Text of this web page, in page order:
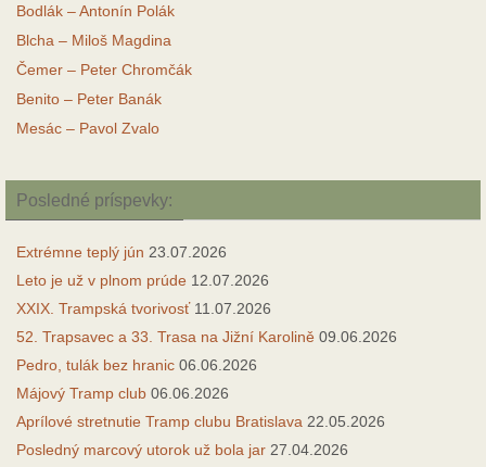
Bodlák – Antonín Polák
Blcha – Miloš Magdina
Čemer – Peter Chromčák
Benito – Peter Banák
Mesác – Pavol Zvalo
Posledné príspevky:
Extrémne teplý jún 23.07.2026
Leto je už v plnom prúde 12.07.2026
XXIX. Trampská tvorivosť 11.07.2026
52. Trapsavec a 33. Trasa na Jižní Karolině 09.06.2026
Pedro, tulák bez hranic 06.06.2026
Májový Tramp club 06.06.2026
Aprílové stretnutie Tramp clubu Bratislava 22.05.2026
Posledný marcový utorok už bola jar 27.04.2026